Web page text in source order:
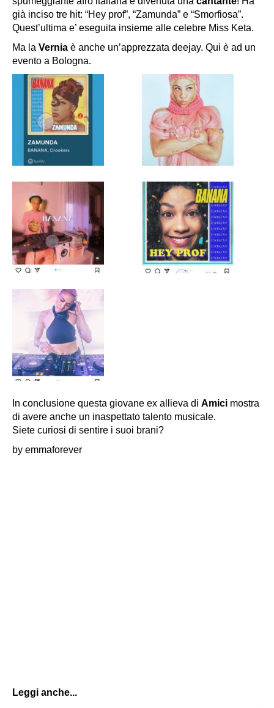
già inciso tre hit: “Hey prof”, “Zamunda” e “Smorfiosa”.
Quest’ultima e’ eseguita insieme alle celebre Miss Keta.
Ma la Vernia è anche un’apprezzata deejay. Qui è ad un
evento a Bologna.
In conclusione questa giovane ex allieva di Amici mostra
di avere anche un inaspettato talento musicale.
Siete curiosi di sentire i suoi brani?
by emmaforever
Leggi anche...